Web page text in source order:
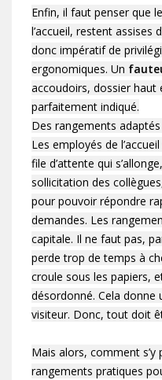
Enfin, il faut penser que
l’accueil, restent
donc impératif de
ergonomiques. Un
accoudoirs, dossier
parfaitement indiqué.
Des rangements
Les employés de
file d’attente qui
sollicitation des
pour pouvoir répondre
demandes. Les
capitale. Il ne faut pas,
perde trop de temps à
croule sous les papiers,
désordonné. Cela donne
visiteur. Donc, tout doit
Mais alors, comment s’y
rangements pratiques